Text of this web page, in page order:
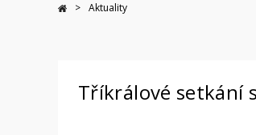
Aktuality
Tříkrálové setkání